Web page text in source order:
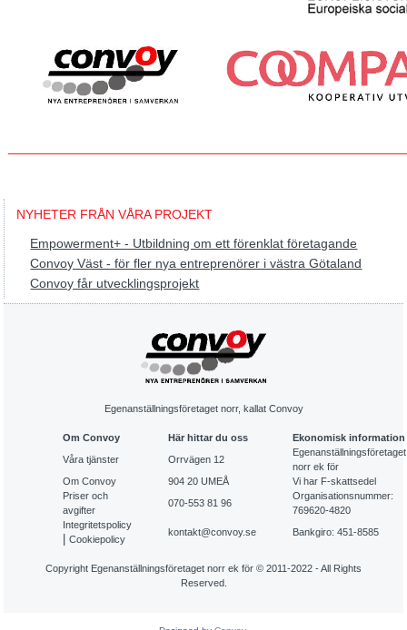
NYHETER FRÅN VÅRA PROJEKT
Empowerment+ - Utbildning om ett förenklat företagande
Convoy Väst - för fler nya entreprenörer i västra Götaland
Convoy får utvecklingsprojekt
Egenanställningsföretaget norr, kallat Convoy
Om Convoy Här hittar du oss
Ekonomisk information
Våra tjänster
Orrvägen 12
Egenanställningsföretaget
norr ek för
Om Convoy
904 20 UMEÅ
Vi har F-skattsedel
Priser och
avgifter
070-553 81 96
Organisationsnummer:
769620-4820
Integritetspolicy
|Cookiepolicy
kontakt@convoy.se Bankgiro: 451-8585
Copyright Egenanställningsföretaget norr ek för © 2011-2022 - All Rights
Reserved.